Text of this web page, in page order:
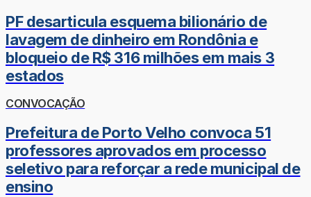
PF desarticula esquema bilionário de
lavagem de dinheiro em Rondônia e
bloqueio de R$ 316 milhões em mais 3
estados
CONVOCAÇÃO
Prefeitura de Porto Velho convoca 51
professores aprovados em processo
seletivo para reforçar a rede municipal de
ensino